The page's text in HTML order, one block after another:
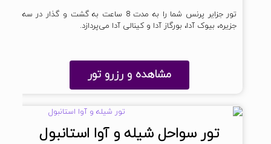
تور جزایر پرنس شما را به مدت 8 ساعت به گشت و گذار در سه
جزیره، بیوک آدا، بورگاز آدا و کینالی آدا می‌پردازد.
مشاهده و رزرو تور
تور سواحل شیله و آوا استانبول